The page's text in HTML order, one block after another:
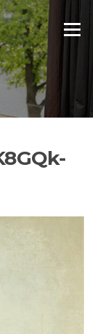
Valikko